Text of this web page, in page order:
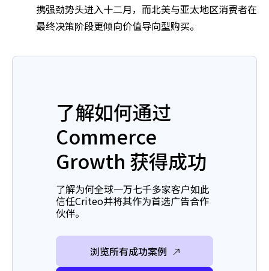
携强劲势头进入十二月，而北美与亚太地区消费者在
最终决策阶段更倾向价值导向型购买。
了解如何通过
Commerce
Growth 获得成功
了解为何全球一万七千多家客户如此
信任Criteo并将其作为首选广告合作
伙伴。
浏览所有成功案例